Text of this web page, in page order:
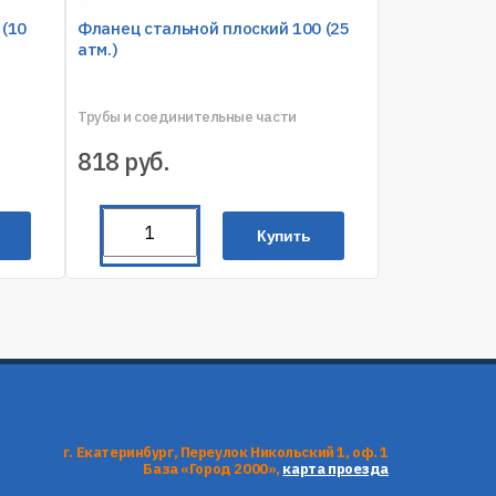
Фланец стальной плоский 100 (25
атм.)
Трубы и соединительные части
818 руб.
Купить
г. Екатеринбург, Переулок Никольский 1, оф. 1
База «Город 2000», карта проезда